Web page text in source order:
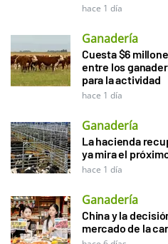
hace 1 día
Ganadería
Cuesta $6
entre los
para la actividad
hace 1 día
Ganadería
La hacienda
ya mira el
hace 1 día
Ganadería
China y la
mercado de la